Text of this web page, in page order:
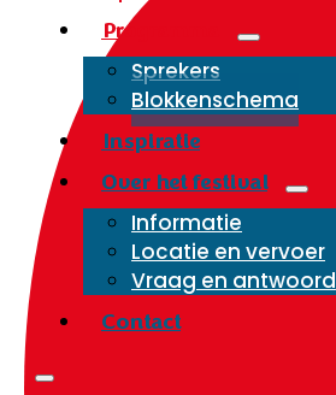
Programma
Sprekers
Blokkenschema
Inspiratie
Over het festival
Informatie
Locatie en vervoer
Vraag en antwoord
Contact